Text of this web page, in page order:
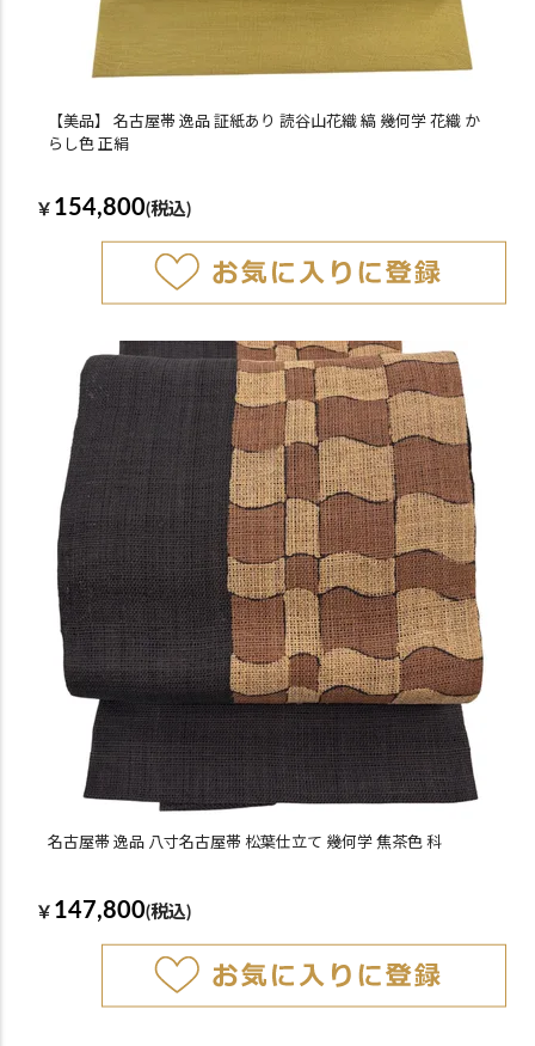
【美品】 名古屋帯 逸品 証紙あり 読谷山花織 縞 幾何学 花織 か
らし色 正絹
￥ 154,800(税込)
名古屋帯 逸品 八寸名古屋帯 松葉仕立て 幾何学 焦茶色 科
￥ 147,800(税込)